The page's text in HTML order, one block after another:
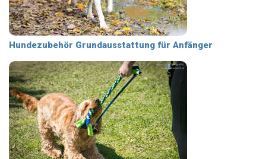
Hundezubehör Grundausstattung für Anfänger